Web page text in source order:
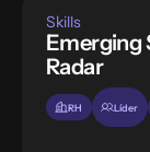
Skills
Emerging
Radar
RH Líder